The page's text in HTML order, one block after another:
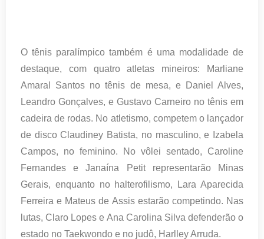
O tênis paralímpico também é uma modalidade de
destaque, com quatro atletas mineiros: Marliane
Amaral Santos no tênis de mesa, e Daniel Alves,
Leandro Gonçalves, e Gustavo Carneiro no tênis em
cadeira de rodas. No atletismo, competem o lançador
de disco Claudiney Batista, no masculino, e Izabela
Campos, no feminino. No vôlei sentado, Caroline
Fernandes e Janaína Petit representarão Minas
Gerais, enquanto no halterofilismo, Lara Aparecida
Ferreira e Mateus de Assis estarão competindo. Nas
lutas, Claro Lopes e Ana Carolina Silva defenderão o
estado no Taekwondo e no judô, Harlley Arruda.